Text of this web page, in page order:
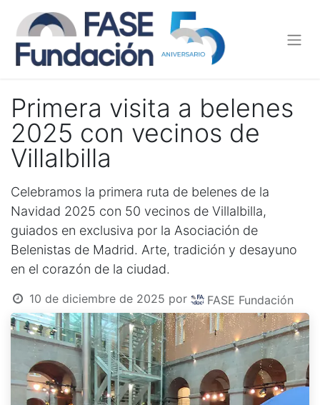
Primera visita a belenes
2025 con vecinos de
Villalbilla
Celebramos la primera ruta de belenes de la
Navidad 2025 con 50 vecinos de Villalbilla,
guiados en exclusiva por la Asociación de
Belenistas de Madrid. Arte, tradición y desayuno
en el corazón de la ciudad.
10 de diciembre de 2025 por FASE Fundación